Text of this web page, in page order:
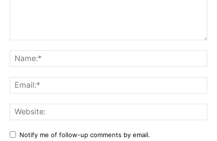
Notify me of follow-up comments by email.